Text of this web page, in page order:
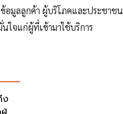
อมูลลูกค้า ผู้บริโภคและประชาชน
ใจแก่ผู้ที่เข้ามาใช้บริการ
ง